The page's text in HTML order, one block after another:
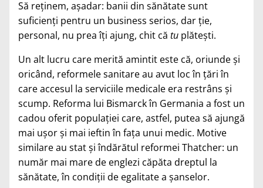
Să reţinem, aşadar: banii din sănătate sunt
suficienţi pentru un business serios, dar ţie,
personal, nu prea îţi ajung, chit că tu plăteşti.
Un alt lucru care merită amintit este că, oriunde şi
oricând, reformele sanitare au avut loc în ţări în
care accesul la serviciile medicale era restrâns şi
scump. Reforma lui Bismarck în Germania a fost un
cadou oferit populaţiei care, astfel, putea să ajungă
mai uşor şi mai ieftin în faţa unui medic. Motive
similare au stat şi îndărătul reformei Thatcher: un
număr mai mare de englezi căpăta dreptul la
sănătate, în condiţii de egalitate a şanselor.